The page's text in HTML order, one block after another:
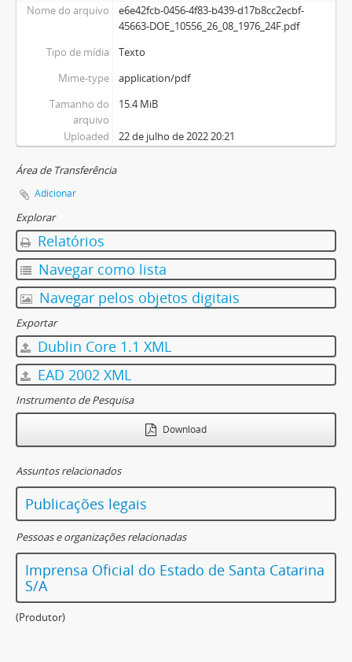
Nome do arquivo
e6e42fcb-0456-4f83-b439-d17b8cc2ecbf-
45663-DOE_10556_26_08_1976_24F.pdf
Tipo de mídia
Texto
Mime-type
application/pdf
Tamanho do
arquivo
15.4 MiB
Uploaded 22 de julho de 2022 20:21
Área de Transferência
Adicionar
Explorar
Relatórios
Navegar como lista
Navegar pelos objetos digitais
Exportar
Dublin Core 1.1 XML
EAD 2002 XML
Instrumento de Pesquisa
Download
Assuntos relacionados
Publicações legais
Pessoas e organizações relacionadas
Imprensa Oficial do Estado de Santa Catarina
S/A
(Produtor)